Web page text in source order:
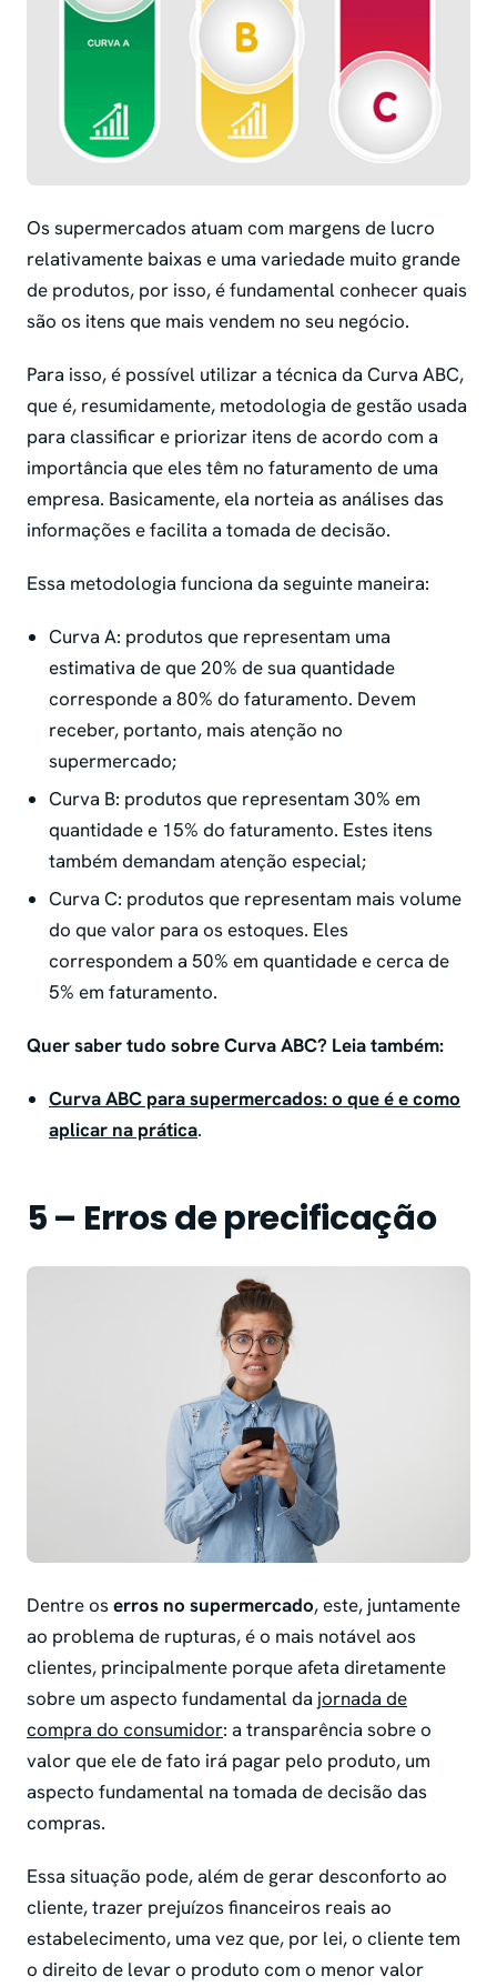
Os supermercados atuam com margens de lucro
relativamente baixas e uma variedade muito grande
de produtos, por isso, é fundamental conhecer quais
são os itens que mais vendem no seu negócio.
Para isso, é possível utilizar a técnica da Curva ABC,
que é, resumidamente, metodologia de gestão usada
para classificar e priorizar itens de acordo com a
importância que eles têm no faturamento de uma
empresa. Basicamente, ela norteia as análises das
informações e facilita a tomada de decisão.
Essa metodologia funciona da seguinte maneira:
Curva A: produtos que representam uma
estimativa de que 20% de sua quantidade
corresponde a 80% do faturamento. Devem
receber, portanto, mais atenção no
supermercado;
Curva B: produtos que representam 30% em
quantidade e 15% do faturamento. Estes itens
também demandam atenção especial;
Curva C: produtos que representam mais volume
do que valor para os estoques. Eles
correspondem a 50% em quantidade e cerca de
5% em faturamento.
Quer saber tudo sobre Curva ABC? Leia também:
Curva ABC para supermercados: o que é e como
aplicar na prática.
5 – Erros de precificação
Dentre oserros no supermercado, este, juntamente
ao problema de rupturas, é o mais notável aos
clientes, principalmente porque afeta diretamente
sobre um aspecto fundamental da jornada de
compra do consumidor: a transparência sobre o
valor que ele de fato irá pagar pelo produto, um
aspecto fundamental na tomada de decisão das
compras.
Essa situação pode, além de gerar desconforto ao
cliente, trazer prejuízos financeiros reais ao
estabelecimento, uma vez que, por lei, o cliente tem
o direito de levar o produto com o menor valor